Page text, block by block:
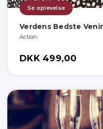
Se oplevelse
Verdens Bedste
Action
DKK 499,00